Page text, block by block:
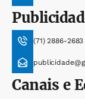
(71) 2886-
Canais e